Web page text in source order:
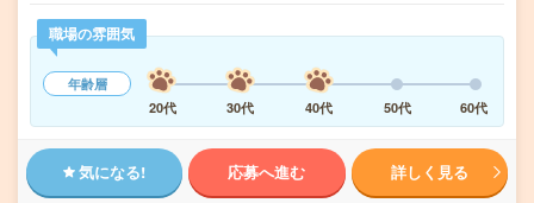
職場の雰囲気
年齢層
20代
30代 40代 50代 60代
気になる! 応募へ進む 詳しく見る